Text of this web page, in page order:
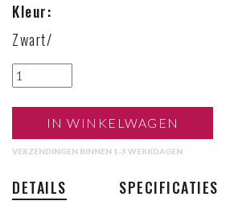
Kleur:
Zwart/
IN WINKELWAGEN
VERZENDINGEN BINNEN 1-3 WERKDAGEN
DETAILS SPECIFICATIES